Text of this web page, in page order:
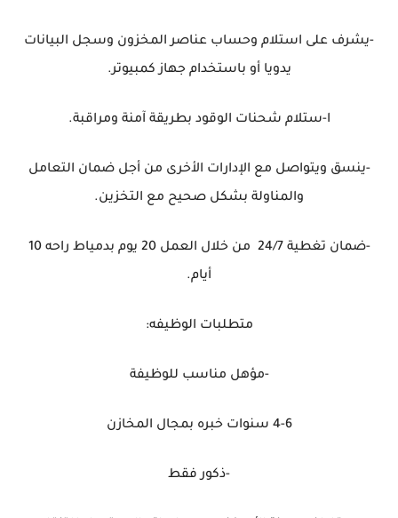
-يشرف على استلام وحساب عناصر المخزون وسجل البيانات
يدويا أو باستخدام جهاز كمبيوتر.
ا-ستلام شحنات الوقود بطريقة آمنة ومراقبة.
-ينسق ويتواصل مع الإدارات الأخرى من أجل ضمان التعامل
والمناولة بشكل صحيح مع التخزين.
-ضمان تغطية 24/7 من خلال العمل 20 يوم بدمياط راحه 10
أيام.
متطلبات الوظيفه:
-مؤهل مناسب للوظيفة
4-6 سنوات خبره بمجال المخازن
-ذكور فقط